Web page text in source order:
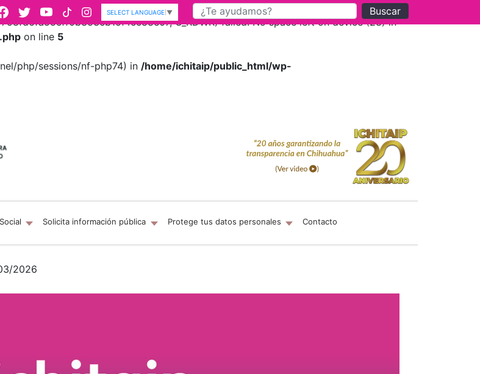
O_RDWR) failed: No space left on device (28) in
on line 5
php/sessions/nf-php74) in /home/ichitaip/public_html/wp-
Buscar
SELECT LANGUAGE ▼
Solicita información pública Protege tus datos personales Contacto
2026